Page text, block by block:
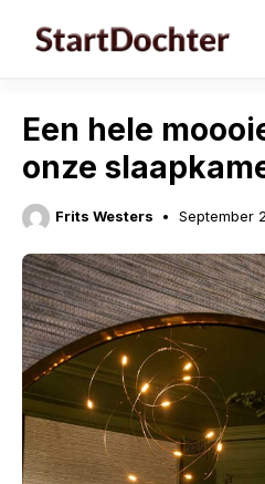
Een hele
onze
Frits Westers September